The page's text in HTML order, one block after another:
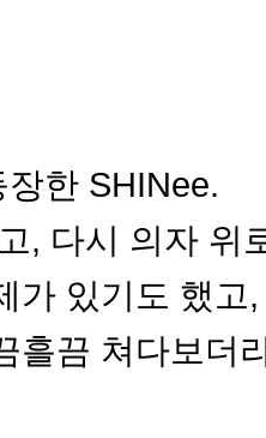
한 SHINee.
, 다시 의자 위
가 있기도 했
흘끔 쳐다보더